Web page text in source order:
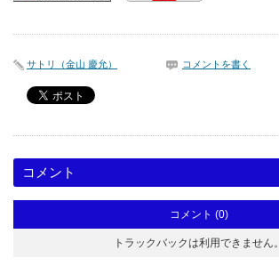
サトリ（金山 慶允） コメントを書く
コメント
コメント (0)
トラックバックは利用できません。